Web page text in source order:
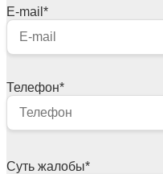
E-mail *
Телефон*
Суть жалобы*